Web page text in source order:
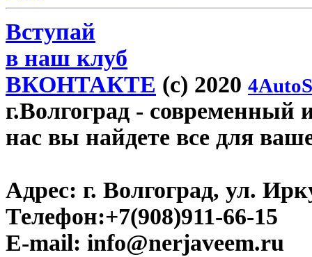
Вступай
в наш клуб
ВКОНТАКТЕ (c) 2020
г.Волгоград - современный
нас вы найдете все для
Адрес: г. Волгоград, ул.
Телефон:+7(908)911-66-15
E-mail: info@nerjaveem.ru